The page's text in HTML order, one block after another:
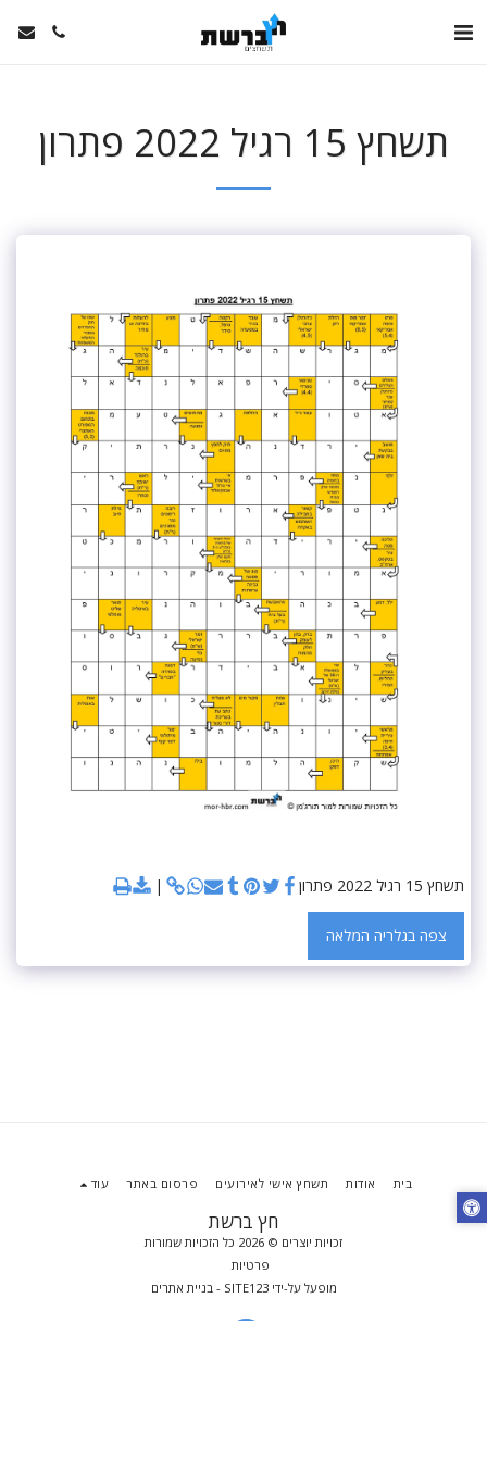
תשחץ 15 רגיל 2022 פתרון
תשחץ 15 רגיל 2022 פתרון
צפה בגלריה המלאה
חץ ברשת
זכויות יוצרים © 2026 כל הזכויות שמורות
פרטיות
מופעל על-ידיSITE123
- בניית אתרים
בית אודות תשחץ אישי לאירועים פרסום באתר עוד